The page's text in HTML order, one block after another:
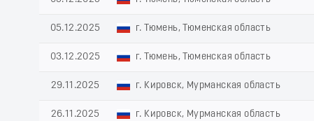
05.12.2025 г. Тюмень, Тюменская область
03.12.2025 г. Тюмень, Тюменская область
29.11.2025 г. Кировск, Мурманская область
26.11.2025 г. Кировск, Мурманская область